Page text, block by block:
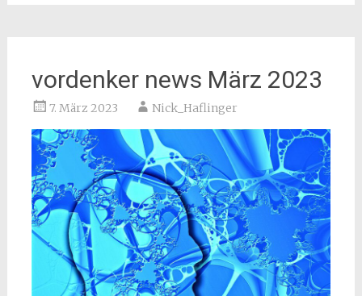
vordenker news März 2023
7. März 2023 Nick_Haflinger